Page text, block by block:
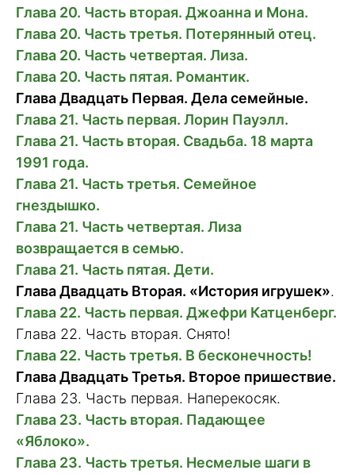
Глава 20. Часть вторая. Джоанна и Мона.
Глава 20. Часть третья. Потерянный отец.
Глава 20. Часть четвертая. Лиза.
Глава 20. Часть пятая. Романтик.
Глава Двадцать Первая. Дела семейные.
Глава 21. Часть первая. Лорин Пауэлл.
Глава 21. Часть вторая. Свадьба. 18 марта
1991 года.
Глава 21. Часть третья. Семейное
гнездышко.
Глава 21. Часть четвертая. Лиза
возвращается в семью.
Глава 21. Часть пятая. Дети.
Глава Двадцать Вторая. «История игрушек».
Глава 22. Часть первая. Джефри Катценберг.
Глава 22. Часть вторая. Снято!
Глава 22. Часть третья. В бесконечность!
Глава Двадцать Третья. Второе пришествие.
Глава 23. Часть первая. Наперекосяк.
Глава 23. Часть вторая. Падающее
«Яблоко».
Глава 23. Часть третья. Несмелые шаги в